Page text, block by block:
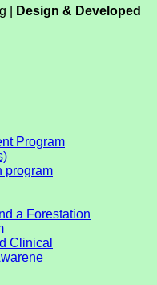
|
Design & Developed
Program
program
a Forestation
Clinical